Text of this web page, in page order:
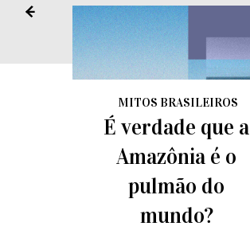
MITOS BRASILEIROS
É verdade que a
Amazônia é o
pulmão do
mundo?